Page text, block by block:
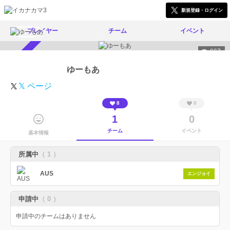
新規登録・ログイン
プレイヤー チーム イベント
667
ゆーもあ
𝕏 ページ
基本情報
8
1
チーム
0
0
イベント
所属中 （ 1 ）
AUS エンジョイ
申請中 （ 0 ）
申請中のチームはありません